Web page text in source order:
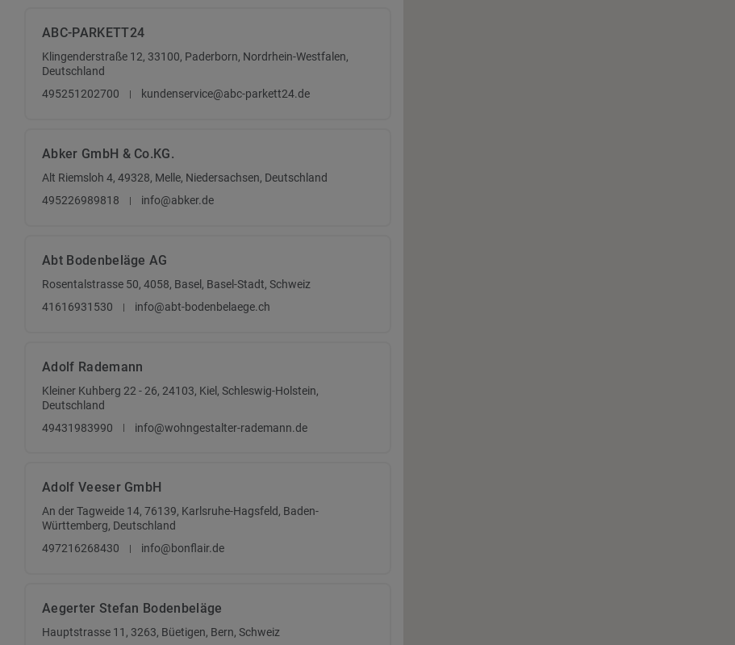
ABC-PARKETT24
Klingenderstraße 12, 33100, Paderborn, Nordrhein-Westfalen,
Deutschland
495251202700
kundenservice@abc-parkett24.de
Abker GmbH & Co.KG.
Alt Riemsloh 4, 49328, Melle, Niedersachsen, Deutschland
495226989818
info@abker.de
Abt Bodenbeläge AG
Rosentalstrasse 50, 4058, Basel, Basel-Stadt, Schweiz
41616931530
info@abt-bodenbelaege.ch
Adolf Rademann
Kleiner Kuhberg 22 - 26, 24103, Kiel, Schleswig-Holstein,
Deutschland
49431983990
info@wohngestalter-rademann.de
Adolf Veeser GmbH
An der Tagweide 14, 76139, Karlsruhe-Hagsfeld, Baden-
Württemberg, Deutschland
497216268430
info@bonflair.de
Aegerter Stefan Bodenbeläge
Hauptstrasse 11, 3263, Büetigen, Bern, Schweiz